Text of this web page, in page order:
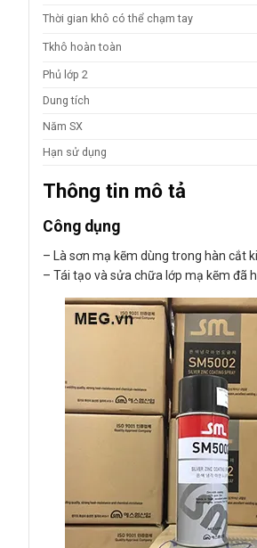
Thời gian khô có thể chạm tay
Tkhô hoàn toàn
Phủ lớp 2
Dung tích
Năm SX
Hạn sử dụng
Thông tin mô tả
Công dụng
– Là sơn mạ kẽm dùng trong hàn cắt
– Tái tạo và sửa chữa lớp mạ kẽm đã